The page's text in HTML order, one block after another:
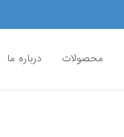
محصولات درباره ما